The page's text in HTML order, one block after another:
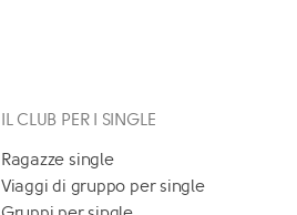
IL CLUB PER I SINGLE
Ragazze single
Viaggi di gruppo per single